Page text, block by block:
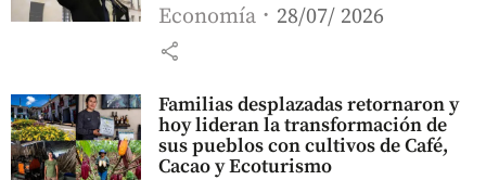
Economía 28/07/ 2026
share
Familias desplazadas retornaron y
hoy lideran la transformación de
sus pueblos con cultivos de Café,
Cacao y Ecoturismo